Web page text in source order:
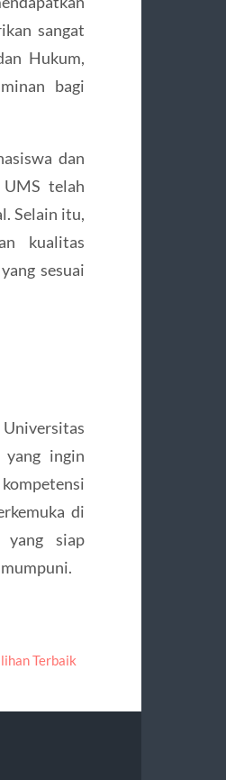
sangat
Hukum,
bagi
dan
telah
Selain itu,
kualitas
sesuai
ingin
di
yang siap
Terbaik